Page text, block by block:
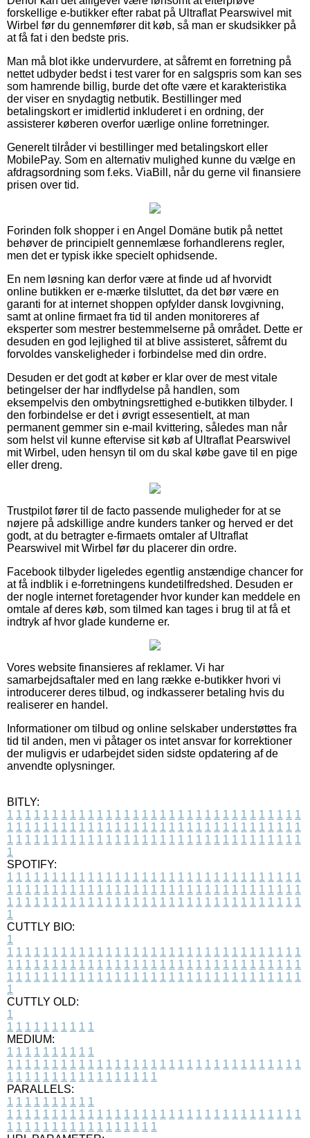
forskellige e-butikker efter rabat på Ultraflat Pearswivel mit
Wirbel før du gennemfører dit køb, så man er skudsikker på
at få fat i den bedste pris.
Man må blot ikke undervurdere, at såfremt en forretning på
nettet udbyder bedst i test varer for en salgspris som kan ses
som hamrende billig, burde det ofte være et karakteristika
der viser en snydagtig netbutik. Bestillinger med
betalingskort er imidlertid inkluderet i en ordning, der
assisterer køberen overfor uærlige online forretninger.
Generelt tilråder vi bestillinger med betalingskort eller
MobilePay. Som en alternativ mulighed kunne du vælge en
afdragsordning som f.eks. ViaBill, når du gerne vil finansiere
prisen over tid.
Forinden folk shopper i en Angel Domäne butik på nettet
behøver de principielt gennemlæse forhandlerens regler,
men det er typisk ikke specielt ophidsende.
En nem løsning kan derfor være at finde ud af hvorvidt
online butikken er e-mærke tilsluttet, da det bør være en
garanti for at internet shoppen opfylder dansk lovgivning,
samt at online firmaet fra tid til anden monitoreres af
eksperter som mestrer bestemmelserne på området. Dette er
desuden en god lejlighed til at blive assisteret, såfremt du
forvoldes vanskeligheder i forbindelse med din ordre.
Desuden er det godt at køber er klar over de mest vitale
betingelser der har indflydelse på handlen, som
eksempelvis den ombytningsrettighed e-butikken tilbyder. I
den forbindelse er det i øvrigt essesentielt, at man
permanent gemmer sin e-mail kvittering, således man når
som helst vil kunne eftervise sit køb af Ultraflat Pearswivel
mit Wirbel, uden hensyn til om du skal købe gave til en pige
eller dreng.
Trustpilot fører til de facto passende muligheder for at se
nøjere på adskillige andre kunders tanker og herved er det
godt, at du betragter e-firmaets omtaler af Ultraflat
Pearswivel mit Wirbel før du placerer din ordre.
Facebook tilbyder ligeledes egentlig anstændige chancer for
at få indblik i e-forretningens kundetilfredshed. Desuden er
der nogle internet foretagender hvor kunder kan meddele en
omtale af deres køb, som tilmed kan tages i brug til at få et
indtryk af hvor glade kunderne er.
Vores website finansieres af reklamer. Vi har
samarbejdsaftaler med en lang række e-butikker hvori vi
introducerer deres tilbud, og indkasserer betaling hvis du
realiserer en handel.
Informationer om tilbud og online selskaber understøttes fra
tid til anden, men vi påtager os intet ansvar for korrektioner
der muligvis er udarbejdet siden sidste opdatering af de
anvendte oplysninger.
BITLY:
1 1 1 1 1 1 1 1 1 1 1 1 1 1 1 1 1 1 1 1 1 1 1 1 1 1 1 1 1 1 1 1 1
1 1 1 1 1 1 1 1 1 1 1 1 1 1 1 1 1 1 1 1 1 1 1 1 1 1 1 1 1 1 1 1 1
1 1 1 1 1 1 1 1 1 1 1 1 1 1 1 1 1 1 1 1 1 1 1 1 1 1 1 1 1 1 1 1 1
1
SPOTIFY:
1 1 1 1 1 1 1 1 1 1 1 1 1 1 1 1 1 1 1 1 1 1 1 1 1 1 1 1 1 1 1 1 1
1 1 1 1 1 1 1 1 1 1 1 1 1 1 1 1 1 1 1 1 1 1 1 1 1 1 1 1 1 1 1 1 1
1 1 1 1 1 1 1 1 1 1 1 1 1 1 1 1 1 1 1 1 1 1 1 1 1 1 1 1 1 1 1 1 1
1
CUTTLY BIO:
1
1 1 1 1 1 1 1 1 1 1 1 1 1 1 1 1 1 1 1 1 1 1 1 1 1 1 1 1 1 1 1 1 1
1 1 1 1 1 1 1 1 1 1 1 1 1 1 1 1 1 1 1 1 1 1 1 1 1 1 1 1 1 1 1 1 1
1 1 1 1 1 1 1 1 1 1 1 1 1 1 1 1 1 1 1 1 1 1 1 1 1 1 1 1 1 1 1 1 1
1
CUTTLY OLD:
1
1 1 1 1 1 1 1 1 1 1
MEDIUM:
1 1 1 1 1 1 1 1 1 1
1 1 1 1 1 1 1 1 1 1 1 1 1 1 1 1 1 1 1 1 1 1 1 1 1 1 1 1 1 1 1 1 1
1 1 1 1 1 1 1 1 1 1 1 1 1 1 1 1 1
PARALLELS:
1 1 1 1 1 1 1 1 1 1
1 1 1 1 1 1 1 1 1 1 1 1 1 1 1 1 1 1 1 1 1 1 1 1 1 1 1 1 1 1 1 1 1
1 1 1 1 1 1 1 1 1 1 1 1 1 1 1 1 1